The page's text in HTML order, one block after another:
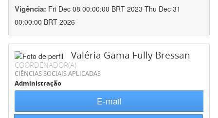
Vigência: Fri Dec 08 00:00:00 BRT 2023-Thu Dec 31
00:00:00 BRT 2026
Valéria Gama Fully Bressan
COORDENADOR(A)
CIÊNCIAS SOCIAIS APLICADAS
Administração
E-mail